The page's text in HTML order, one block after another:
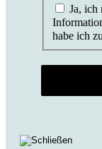
Ja, ich
habe ich